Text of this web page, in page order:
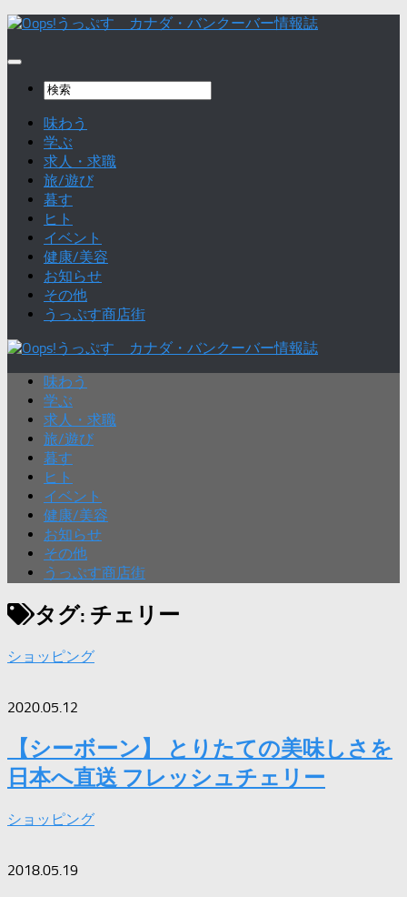
味わう
学ぶ
求人・求職
旅/遊び
暮す
ヒト
イベント
健康/美容
お知らせ
その他
うっぷす商店街
味わう
学ぶ
求人・求職
旅/遊び
暮す
ヒト
イベント
健康/美容
お知らせ
その他
うっぷす商店街
タグ: チェリー
ショッピング
2020.05.12
【シーボーン】 とりたての美味しさを
日本へ直送 フレッシュチェリー
ショッピング
2018.05.19